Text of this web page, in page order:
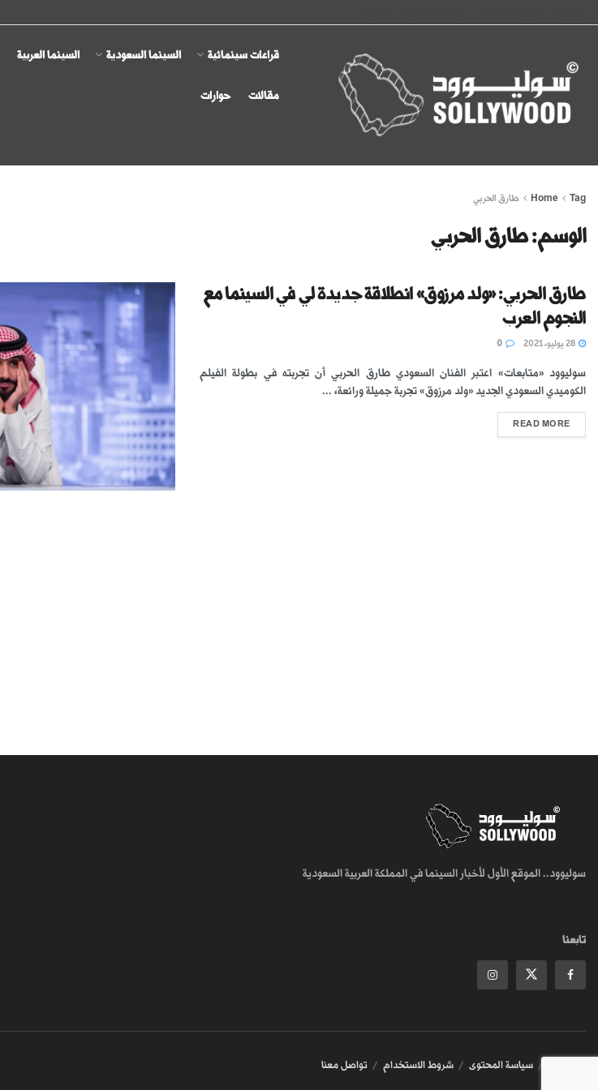
قراءات سينمائية السينما السعودية السينما العربية
مقالات حوارات
Home Tag طارق الحربي
الوسم:طارق الحربي
طارق الحربي: «ولد مرزوق» انطلاقة جديدة لي في السينما مع
النجوم العرب
سوليوود «متابعات» اعتبر الفنان السعودي طارق الحربي أن تجربته في بطولة الفيلم
الكوميدي السعودي الجديد «ولد مرزوق» تجربة جميلة ورائعة، ...
READ MORE
سوليوود.. الموقع الأول لأخبار السينما في المملكة العربية السعودية
تابعنا
سياسة المحتوى شروط الاستخدام تواصل معنا